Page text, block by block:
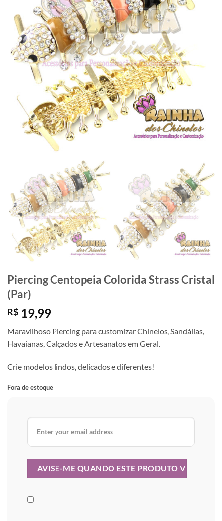
Piercing Centopeia Colorida Strass Cristal
(Par)
R$ 19,99
Maravilhoso Piercing para customizar Chinelos, Sandálias,
Havaianas, Calçados e Artesanatos em Geral.
Crie modelos lindos, delicados e diferentes!
Fora de estoque